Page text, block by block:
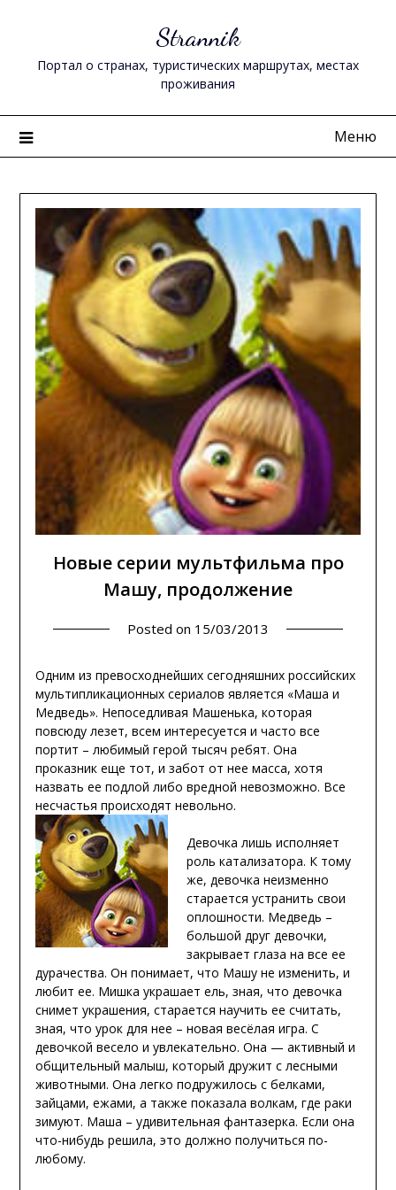
содержимому
Strannik
Портал о странах, туристических маршрутах, местах
проживания
Меню
Новые серии мультфильма про
Машу, продолжение
Posted on 15/03/2013
Одним из превосходнейших сегодняшних российских
мультипликационных сериалов является «Маша и
Медведь». Непоседливая Машенька, которая
повсюду лезет, всем интересуется и часто все
портит – любимый герой тысяч ребят. Она
проказник еще тот, и забот от нее масса, хотя
назвать ее подлой либо вредной невозможно. Все
несчастья происходят невольно.
Девочка лишь исполняет
роль катализатора. К тому
же, девочка неизменно
старается устранить свои
оплошности. Медведь –
большой друг девочки,
закрывает глаза на все ее
дурачества. Он понимает, что Машу не изменить, и
любит ее. Мишка украшает ель, зная, что девочка
снимет украшения, старается научить ее считать,
зная, что урок для нее – новая весёлая игра. С
девочкой весело и увлекательно. Она — активный и
общительный малыш, который дружит с лесными
животными. Она легко подружилось с белками,
зайцами, ежами, а также показала волкам, где раки
зимуют. Маша – удивительная фантазерка. Если она
что-нибудь решила, это должно получиться по-
любому.